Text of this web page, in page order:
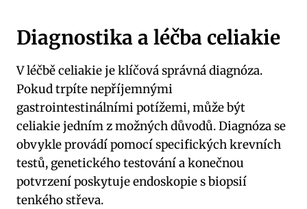
Diagnostika a léčba celiakie
V léčbě celiakie je klíčová správná diagnóza.
Pokud trpíte nepříjemnými
gastrointestinálními potížemi, může být
celiakie jedním z možných důvodů. Diagnóza se
obvykle provádí pomocí specifických krevních
testů, genetického testování a konečnou
potvrzení poskytuje endoskopie s biopsií
tenkého střeva.